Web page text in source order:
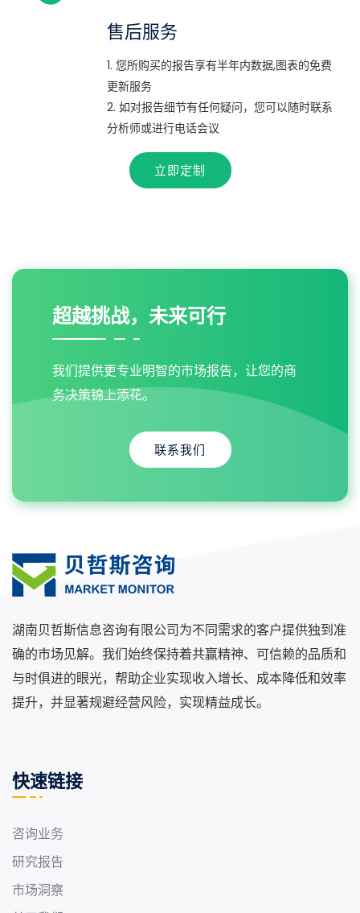
售后服务
1. 您所购买的报告享有半年内数据,图表的免费
更新服务
2. 如对报告细节有任何疑问，您可以随时联系
分析师或进行电话会议
立即定制
超越挑战，未来可行
我们提供更专业明智的市场报告，让您的商
务决策锦上添花。
联系我们
湖南贝哲斯信息咨询有限公司为不同需求的客户提供独到准
确的市场见解。我们始终保持着共赢精神、可信赖的品质和
与时俱进的眼光，帮助企业实现收入增长、成本降低和效率
提升，并显著规避经营风险，实现精益成长。
快速链接
咨询业务
研究报告
市场洞察